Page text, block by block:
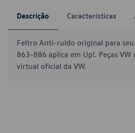
Descrição Características
Feltro Anti-ruído original para seu
863-886 aplica em Up!. Peças VW
virtual oficial da VW.